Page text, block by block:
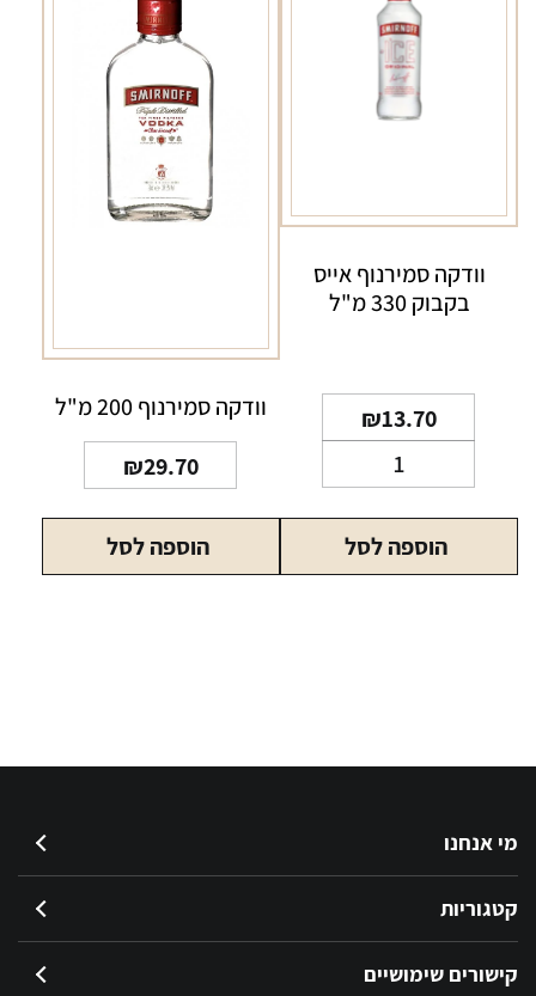
וודקה סמירנוף אייס
בקבוק 330 מ"ל
₪13.70
של
וודקה
סמירנוף
הוספה לסל
וודקה סמירנוף 200 מ"ל
₪29.70
הוספה לסל
מי אנחנו
קטגוריות
קישורים שימושיים